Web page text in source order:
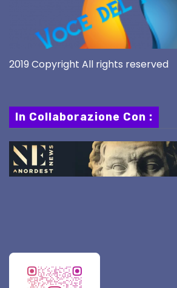
2019 Copyright All rights reserved
In Collaborazione Con :